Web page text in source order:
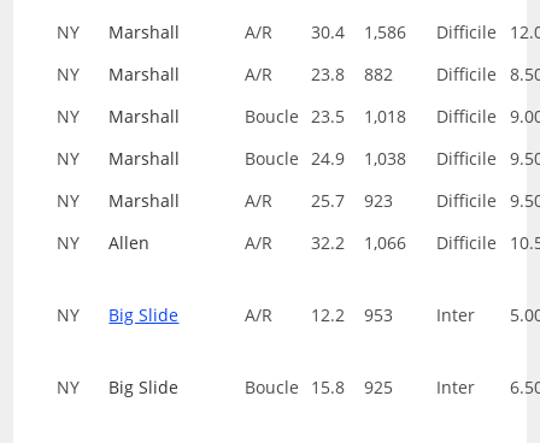
NY Marshall A/R 30.4 1,586 Difficile
NY
Marshall A/R 23.8 882 Difficile
NY
Marshall Boucle 23.5 1,018 Difficile
NY
Marshall Boucle 24.9 1,038 Difficile
NY
Marshall A/R 25.7 923 Difficile
NY
Allen A/R 32.2 1,066 Difficile
NY Big Slide A/R 12.2 953 Inter
NY Big Slide Boucle 15.8 925 Inter